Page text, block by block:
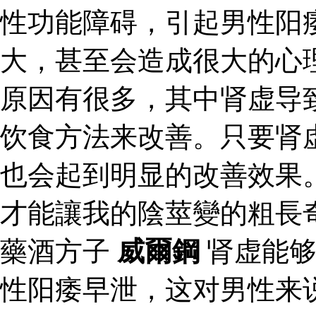
性功能障碍，引起男性阳
大，甚至会造成很大的
原因有很多，其中肾虚
饮食方法来改善。只要肾
也会起到明显的改善效果
才能讓我的陰莖變的粗
藥酒方子 威爾鋼 肾虚能
性阳痿早泄，这对男性来